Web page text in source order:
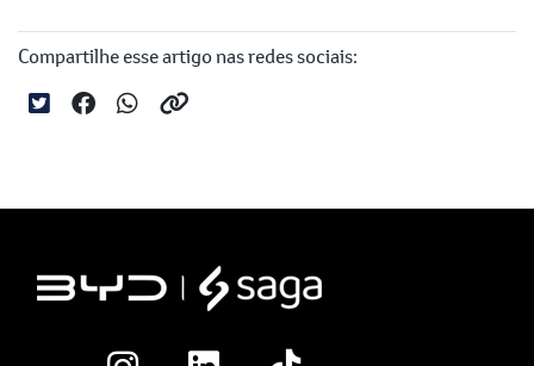
Compartilhe esse artigo nas redes sociais: